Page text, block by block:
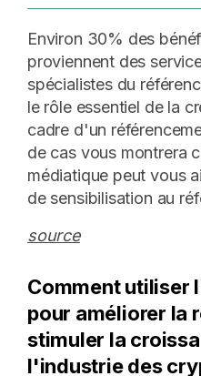
Environ 30% des
proviennent des
spécialistes du
le rôle essentiel de la
cadre d'un
de cas vous montrera
médiatique peut vous
de sensibilisation au
source
Comment utiliser
pour améliorer la
stimuler la
l'industrie des